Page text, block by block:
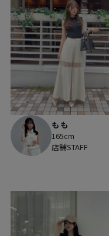
もも
165cm
店舗STAFF